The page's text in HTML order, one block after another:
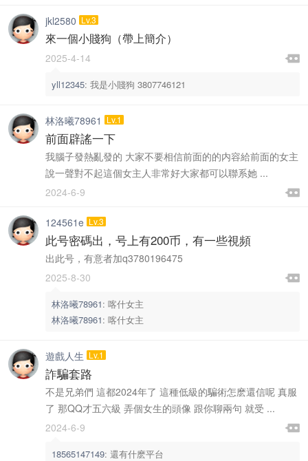
jkl2580 Lv.3
來一個小賤狗（帶上簡介）

2025-4-14 
yll12345: 我是小賤狗 3807746121
林洛曦78961 Lv.1
前面辟謠一下
我腦子發熱亂發的 大家不要相信前面的的内容給前面的女主
說一聲對不起這個女主人非常好大家都可以聯系她 ...

2024-6-9 
124561e Lv.3
此号密碼出，号上有200币，有一些視頻
出此号，有意者加q3780196475

2025-8-30 
林洛曦78961: 喀什女主
林洛曦78961: 喀什女主
遊戲人生 Lv.1
詐騙套路
不是兄弟們 這都2024年了 這種低級的騙術怎麽還信呢 真服
了 那QQ才五六級 弄個女生的頭像 跟你聊兩句 就受 ...

2024-6-9 
18565147149: 還有什麽平台